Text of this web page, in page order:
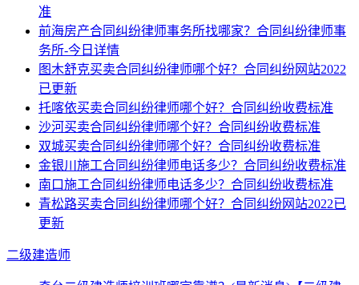
准
前海房产合同纠纷律师事务所找哪家？合同纠纷律师事
务所-今日详情
图木舒克买卖合同纠纷律师哪个好？合同纠纷网站2022
已更新
托喀依买卖合同纠纷律师哪个好？合同纠纷收费标准
沙河买卖合同纠纷律师哪个好？合同纠纷收费标准
双城买卖合同纠纷律师哪个好？合同纠纷收费标准
金银川施工合同纠纷律师电话多少？合同纠纷收费标准
南口施工合同纠纷律师电话多少？合同纠纷收费标准
青松路买卖合同纠纷律师哪个好？合同纠纷网站2022已
更新
二级建造师